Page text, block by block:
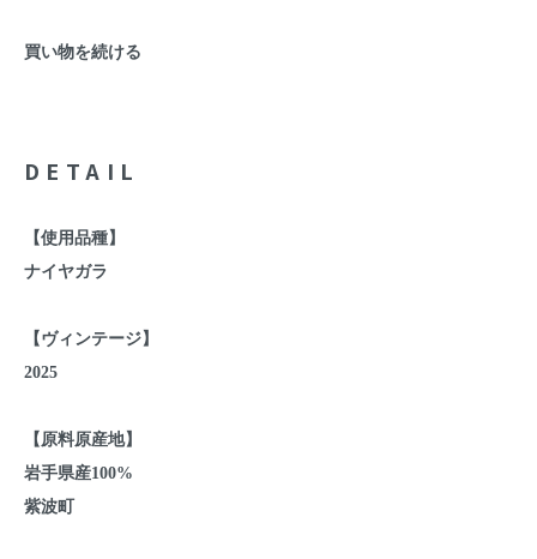
買い物を続ける
DETAIL
【使用品種】
ナイヤガラ
【ヴィンテージ】
2025
【原料原産地】
岩手県産100%
紫波町